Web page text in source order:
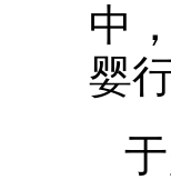
中
婴